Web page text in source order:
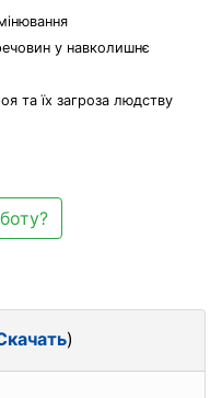
у навколишнє
та їх загроза людству
)